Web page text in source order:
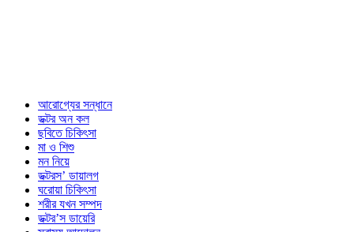
আরোগ্যের সন্ধানে
ডক্টর অন কল
ছবিতে চিকিৎসা
মা ও শিশু
মন নিয়ে
ডক্টরস’ ডায়ালগ
ঘরোয়া চিকিৎসা
শরীর যখন সম্পদ
ডক্টর’স ডায়েরি